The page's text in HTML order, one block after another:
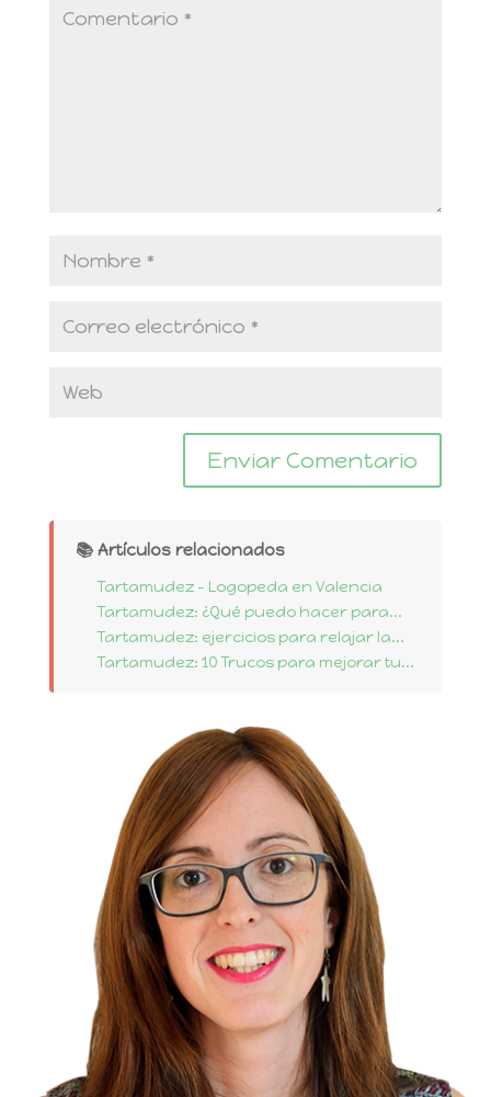
📚 Artículos relacionados
Tartamudez - Logopeda en Valencia
Tartamudez: ¿Qué puedo hacer para...
Tartamudez: ejercicios para relajar la...
Tartamudez: 10 Trucos para mejorar tu...